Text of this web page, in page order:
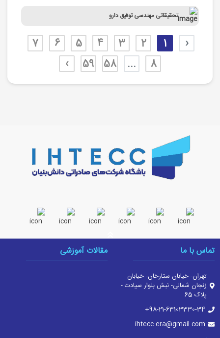
تحقیقاتی مهندسی توفیق دارو
‹
1
2
3
4
5
6
7
8
...
58
59
›
تماس با ما
تهران- خیابان ستارخان- خیابان
زنجان شمالی- نبش بلوار سیادت -
پلاک 65
‎+98-21-63103330-34
ihtecc.era@gmail.com
مقالات آموزشی